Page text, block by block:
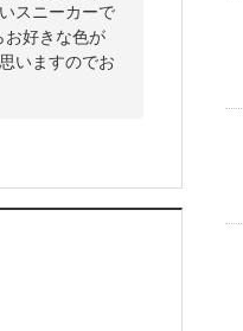
スニーカーで
お好きな色が
いますのでお